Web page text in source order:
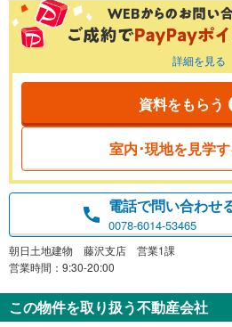
詳細を見る
資料をもらう
室内･現地を見学
電話で問い合わせ
0078-6014-53465
朝日土地建物 藤沢支店 営業1課
営業時間：9:30-20:00
この物件を取り扱う不動産会社